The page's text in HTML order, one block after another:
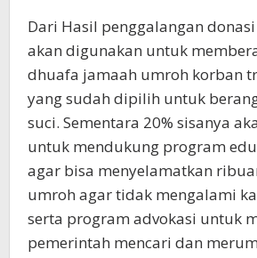
Dari Hasil penggalangan
akan digunakan untuk
dhuafa jamaah umroh korban
yang sudah dipilih untuk
suci. Sementara 20% sisanya
untuk mendukung program
agar bisa menyelamatkan
umroh agar tidak mengalami
serta program advokasi untuk
pemerintah mencari dan